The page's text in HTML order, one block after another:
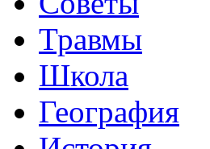
Травмы
Школа
География